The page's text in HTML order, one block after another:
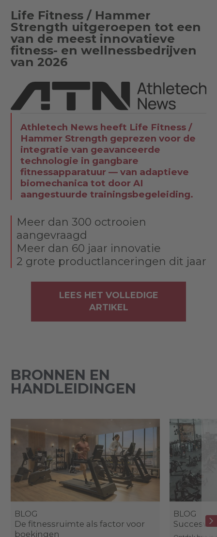
Life Fitness / Hammer
Strength uitgeroepen tot een
van de meest innovatieve
fitness- en wellnessbedrijven
van 2026
Athletech News heeft Life Fitness /
Hammer Strength geprezen voor de
integratie van geavanceerde
technologie in gangbare
fitnessapparatuur — van adaptieve
biomechanica tot door AI
aangestuurde trainingsbegeleiding.
Meer dan 300 octrooien
aangevraagd
Meer dan 60 jaar innovatie
2 grote productlanceringen dit jaar
LEES HET VOLLEDIGE
ARTIKEL
BRONNEN EN
HANDLEIDINGEN
BLOG
De fitnessruimte als factor voor
boekingen
BLOG